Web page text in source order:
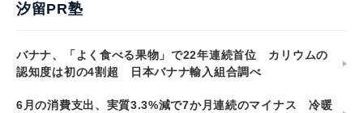
汐留PR塾
バナナ、「よく食べる果物」で22年連続首位 カリウムの
認知度は初の4割超 日本バナナ輸入組合調べ
6月の消費支出、実質3.3%減で7か月連続のマイナス 冷暖